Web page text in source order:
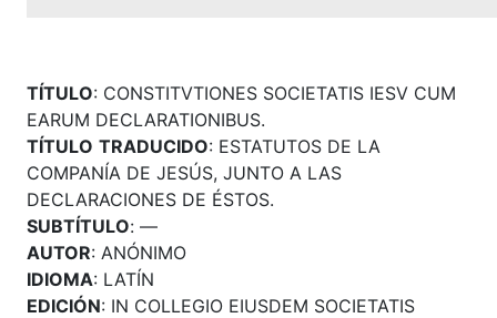
TÍTULO: CONSTITVTIONES SOCIETATIS IESV CUM
EARUM DECLARATIONIBUS.
TÍTULO TRADUCIDO: ESTATUTOS DE LA
COMPANÍA DE JESÚS, JUNTO A LAS
DECLARACIONES DE ÉSTOS.
SUBTÍTULO: —
AUTOR: ANÓNIMO
IDIOMA: LATÍN
EDICIÓN: IN COLLEGIO EIUSDEM SOCIETATIS